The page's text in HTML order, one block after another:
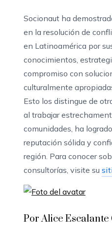
Socionaut ha
en la resolución de
en Latinoamérica por
conocimientos,
compromiso con
culturalmente
Esto los distingue de
al trabajar
comunidades, ha
reputación sólida y
región. Para conocer
consultorías, visite su
Por Alice Escalante